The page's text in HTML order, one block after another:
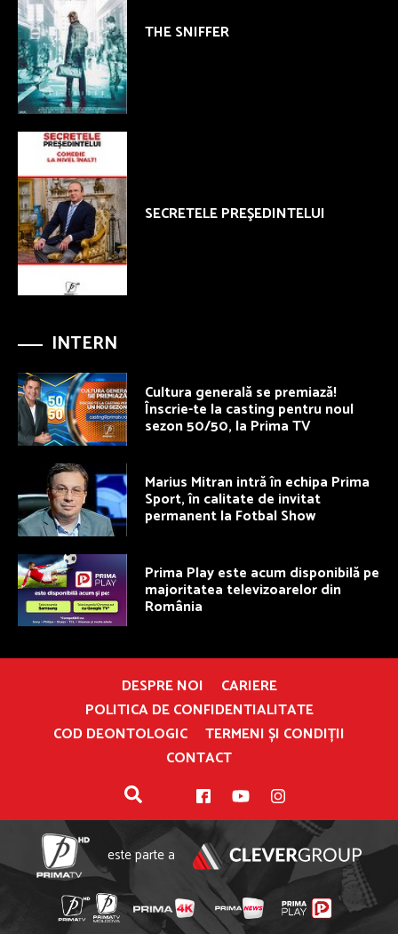
THE SNIFFER
SECRETELE PREŞEDINTELUI
INTERN
Cultura generală se premiază!
Înscrie-te la casting pentru noul
sezon 50/50, la Prima TV
Marius Mitran intră în echipa Prima
Sport, în calitate de invitat
permanent la Fotbal Show
Prima Play este acum disponibilă pe
majoritatea televizoarelor din
România
DESPRE NOI
CARIERE
POLITICA DE CONFIDENTIALITATE
COD DEONTOLOGIC
TERMENI ȘI CONDIȚII
CONTACT
este parte a